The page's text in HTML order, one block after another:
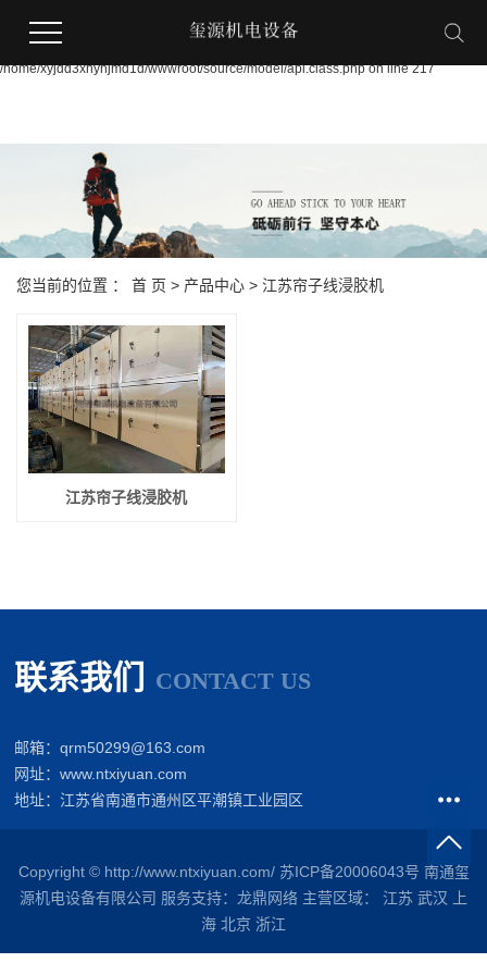
file_put_contents(/home/xyjdd3xnynjmd1d/wwwroot/source/cache/
/home/xyjdd3xnynjmd1d/wwwroot/source/model/api.class.php on line 217
您当前的位置 ： 首 页 > 产品中心 > 江苏帘子线浸胶机
江苏帘子线浸胶机
联系我们 CONTACT US
邮箱：qrm50299@163.com
网址：www.ntxiyuan.com
地址：江苏省南通市通州区平潮镇工业园区
Copyright © http://www.ntxiyuan.com/ 苏ICP备20006043号 南通玺
源机电设备有限公司 服务支持： 龙鼎网络 主营区域： 江苏 武汉
上
海 北京 浙江